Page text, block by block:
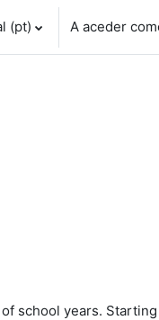
‎(pt)‎ A aceder
school years. Starting